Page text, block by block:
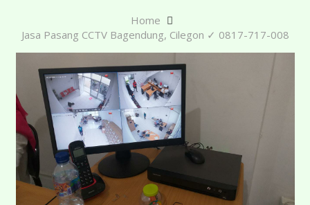
Home
Jasa Pasang CCTV Bagendung, Cilegon ✓ 0817-717-008